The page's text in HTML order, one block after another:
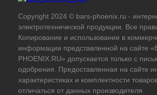
Copyright 2024 © bars-phoenix.ru -
электротехнической продукции. Все
Копирование и использование в
информации представленной на сайте
PHOENIX.RU» допускается только с
одобрения. Предоставленная на сайте
характеристиках и комплектности
отличаться от данных производителя